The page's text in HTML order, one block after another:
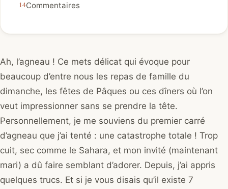
Commentaires
Ah, l’agneau ! Ce mets délicat qui évoque pour
beaucoup d’entre nous les repas de famille du
dimanche, les fêtes de Pâques ou ces dîners où l’on
veut impressionner sans se prendre la tête.
Personnellement, je me souviens du premier carré
d’agneau que j’ai tenté : une catastrophe totale ! Trop
cuit, sec comme le Sahara, et mon invité (maintenant
mari) a dû faire semblant d’adorer. Depuis, j’ai appris
quelques trucs. Et si je vous disais qu’il existe 7